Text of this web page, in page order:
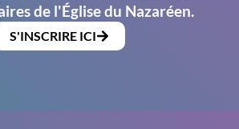
de l'Église du Nazaréen.
S'INSCRIRE ICI